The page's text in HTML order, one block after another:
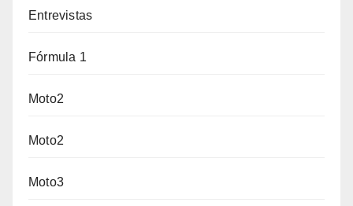
Entrevistas
Fórmula 1
Moto2
Moto2
Moto3